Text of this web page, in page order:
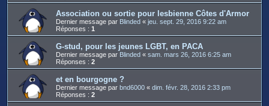
Association ou sortie pour lesbienne Côtes d'Armor
Dernier message par Blinded « jeu. sept. 29, 2016 9:22 am
Réponses : 1
G-stud, pour les jeunes LGBT, en PACA
Dernier message par Blinded « sam. mars 26, 2016 6:25 am
Réponses : 2
et en bourgogne ?
Dernier message par bnd6000 « dim. févr. 28, 2016 2:33 pm
Réponses : 2